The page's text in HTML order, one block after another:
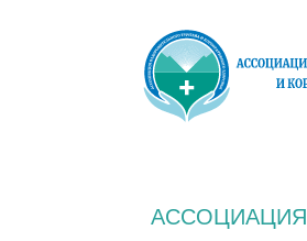
АССОЦИАЦИЯ